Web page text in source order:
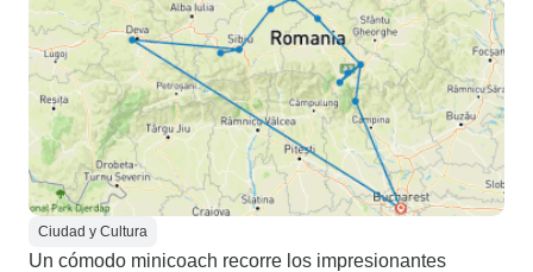
Ciudad y Cultura
Un cómodo minicoach recorre los impresionantes